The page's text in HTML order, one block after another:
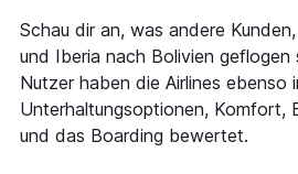
1
Y
axis
displaying
values.
Range:
Schau dir an, was andere
und Iberia nach Bolivien geflogen
Nutzer haben die Airlines ebenso
Unterhaltungsoptionen, Komfort,
und das Boarding bewertet.